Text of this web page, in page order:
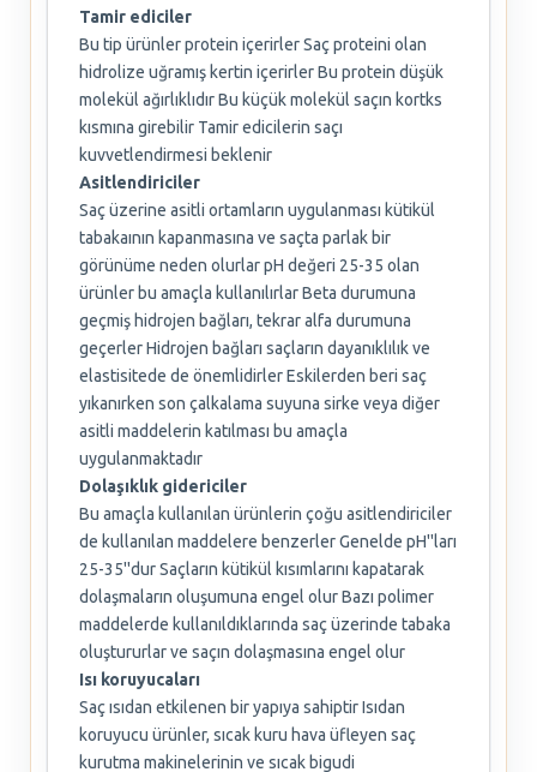
Tamir ediciler
Bu tip ürünler protein içerirler Saç proteini olan
hidrolize uğramış kertin içerirler Bu protein düşük
molekül ağırlıklıdır Bu küçük molekül saçın kortks
kısmına girebilir Tamir edicilerin saçı
kuvvetlendirmesi beklenir
Asitlendiriciler
Saç üzerine asitli ortamların uygulanması kütikül
tabakaının kapanmasına ve saçta parlak bir
görünüme neden olurlar pH değeri 25-35 olan
ürünler bu amaçla kullanılırlar Beta durumuna
geçmiş hidrojen bağları, tekrar alfa durumuna
geçerler Hidrojen bağları saçların dayanıklılık ve
elastisitede de önemlidirler Eskilerden beri saç
yıkanırken son çalkalama suyuna sirke veya diğer
asitli maddelerin katılması bu amaçla
uygulanmaktadır
Dolaşıklık gidericiler
Bu amaçla kullanılan ürünlerin çoğu asitlendiriciler
de kullanılan maddelere benzerler Genelde pH''ları
25-35''dur Saçların kütikül kısımlarını kapatarak
dolaşmaların oluşumuna engel olur Bazı polimer
maddelerde kullanıldıklarında saç üzerinde tabaka
oluştururlar ve saçın dolaşmasına engel olur
Isı koruyucaları
Saç ısıdan etkilenen bir yapıya sahiptir Isıdan
koruyucu ürünler, sıcak kuru hava üfleyen saç
kurutma makinelerinin ve sıcak bigudi